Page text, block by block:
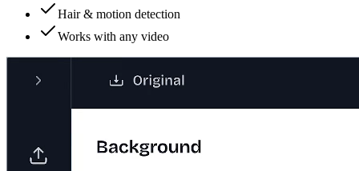
Hair & motion detection
Works with any video